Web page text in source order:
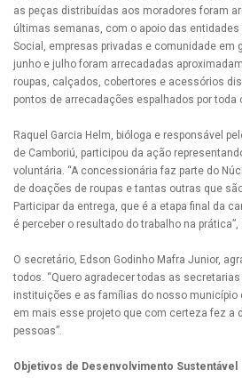
as peças distribuídas aos moradores foram
últimas semanas, com o apoio das
Social, empresas privadas e comunidade em
junho e julho foram arrecadadas
roupas, calçados, cobertores e acessórios
pontos de arrecadações espalhados por toda
Raquel Garcia Helm, bióloga e responsável
de Camboriú, participou da ação
voluntária. “A concessionária faz parte do
de doações de roupas e tantas outras que
Participar da entrega, que é a etapa final da
é perceber o resultado do trabalho na prática”,
O secretário, Edson Godinho Mafra Junior,
todos. “Quero agradecer todas as secretarias
instituições e as famílias do nosso município
em mais esse projeto que com certeza fez a
pessoas”.
Objetivos de Desenvolvimento Sustentável